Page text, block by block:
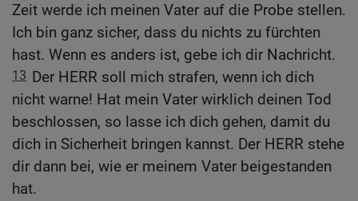
Zeit werde ich meinen Vater auf die Probe stellen.
Ich bin ganz sicher, dass du nichts zu fürchten
hast. Wenn es anders ist, gebe ich dir Nachricht.
13 Der HERR soll mich strafen, wenn ich dich
nicht warne! Hat mein Vater wirklich deinen Tod
beschlossen, so lasse ich dich gehen, damit du
dich in Sicherheit bringen kannst. Der HERR stehe
dir dann bei, wie er meinem Vater beigestanden
hat.